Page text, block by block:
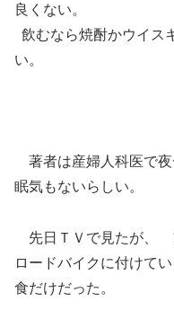
良くない。
飲むなら焼酎かウイス
い。
著者は産婦人科医で夜
眠気もないらしい。
先日ＴＶで見たが、
ロードバイクに付けて
食だけだった。